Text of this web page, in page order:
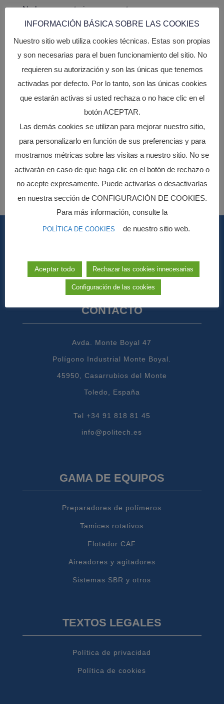
No hay comentarios que mostrar.
PROGRAMA KIT DIGITAL COFINANCIADO POR
LOS FONDOS NEXT GENERATION (EU) DEL
MECANISMO DE RECUPERACIÓN Y
CONTACTO
Avda. Monte Boyal 47
Polígono Industrial Monte Boyal.
45950, Casarrubios del Monte
Toledo, España
Tel +34 91 818 81 45
info@politech.es
GAMA DE EQUIPOS
Preparadores de polímeros
Tamices rotativos
Flotador CAF
Aireadores y agitadores
Sistemas SBR y otros
TEXTOS LEGALES
Política de privacidad
Política de cookies
INFORMACIÓN BÁSICA SOBRE LAS COOKIES
Nuestro sitio web utiliza cookies técnicas. Estas son propias
y son necesarias para el buen funcionamiento del sitio. No
requieren su autorización y son las únicas que tenemos
activadas por defecto. Por lo tanto, son las únicas cookies
que estarán activas si usted rechaza o no hace clic en el
botón ACEPTAR.
Las demás cookies se utilizan para mejorar nuestro sitio,
para personalizarlo en función de sus preferencias y para
mostrarnos métricas sobre las visitas a nuestro sitio. No se
activarán en caso de que haga clic en el botón de rechazo o
no acepte expresamente. Puede activarlas o desactivarlas
en nuestra sección de CONFIGURACIÓN DE COOKIES.
Para más información, consulte la
POLÍTICA DE COOKIES de nuestro sitio web.
Aceptar todo Rechazar las cookies innecesarias
Configuración de las cookies